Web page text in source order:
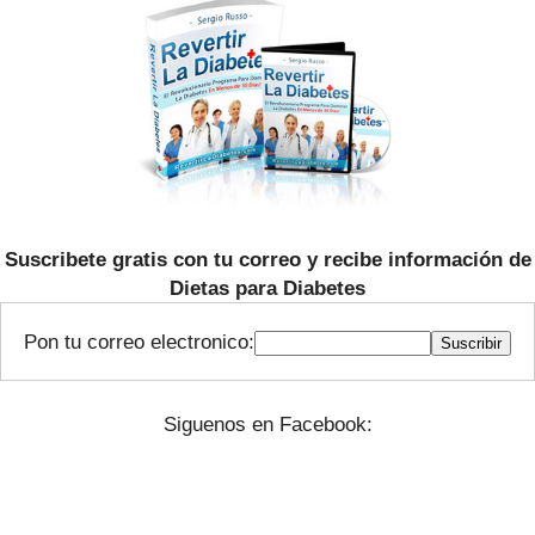
ig
en
Suscribete gratis con tu correo y recibe información de
Dietas para Diabetes
Pon tu correo electronico:
Siguenos en Facebook: